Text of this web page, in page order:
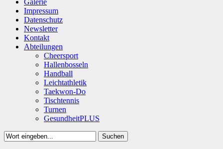
Galerie
Impressum
Datenschutz
Newsletter
Kontakt
Abteilungen
Cheersport
Hallenbosseln
Handball
Leichtathletik
Taekwon-Do
Tischtennis
Turnen
GesundheitPLUS
Suchen